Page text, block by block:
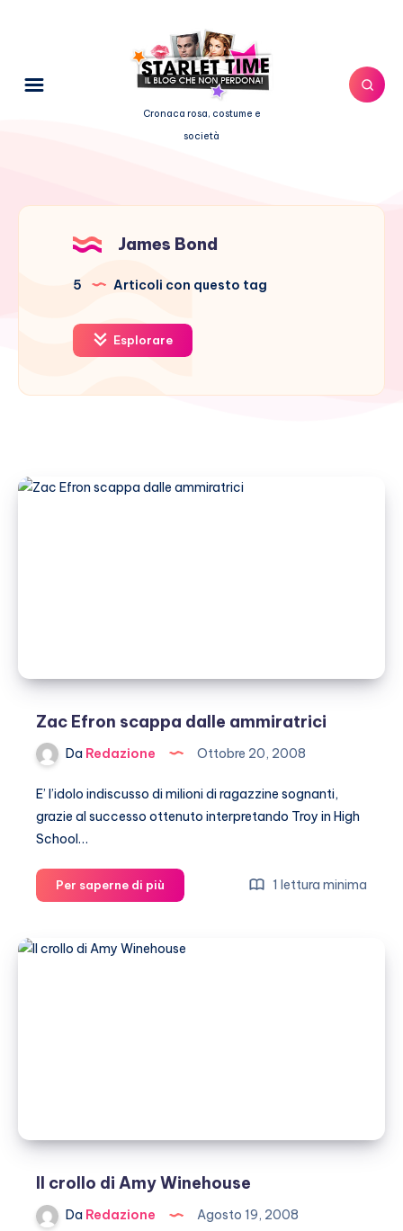
Cronaca rosa, costume e
società
James Bond
5 Articoli con questo tag
Esplorare
Zac Efron scappa dalle ammiratrici
Da Redazione Ottobre 20, 2008
E’ l’idolo indiscusso di milioni di ragazzine sognanti,
grazie al successo ottenuto interpretando Troy in High
School…
Per saperne di più
Efron
dalle
1 lettura minima
Il crollo di Amy Winehouse
Da Redazione Agosto 19, 2008